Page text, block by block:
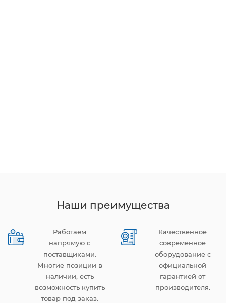
Наши преимущества
Работаем
напрямую с
поставщиками.
Многие позиции в
наличии, есть
возможность купить
товар под заказ.
Качественное
современное
оборудование с
официальной
гарантией от
производителя.